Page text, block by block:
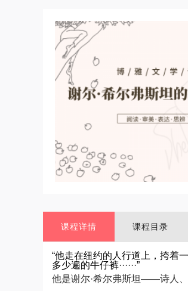
课程详情 课程目录
“他走在纽约的人行道上，挎着
多少遍的牛仔裤······”
他是谢尔·希尔弗斯坦——诗人